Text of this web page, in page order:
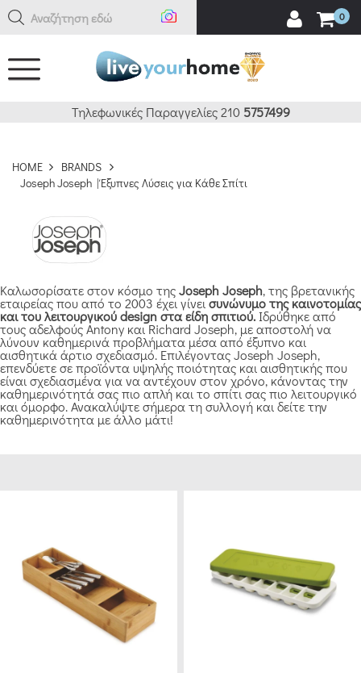
Αναζήτηση εδώ 0
Τηλεφωνικές Παραγγελίες 210 5757499
HOME
BRANDS
Joseph Joseph | Έξυπνες Λύσεις για Κάθε Σπίτι
Καλωσορίσατε στον κόσμο τηςJoseph Joseph, της βρετανικής
εταιρείας που από το 2003 έχει γίνεισυνώνυμο της καινοτομίας
και του λειτουργικού design στα είδη σπιτιού.Ιδρύθηκε από
τους αδελφούς Antony και Richard Joseph, με αποστολή να
λύνουν καθημερινά προβλήματα μέσα από έξυπνο και
αισθητικά άρτιο σχεδιασμό. Επιλέγοντας Joseph Joseph,
επενδύετε σε προϊόντα υψηλής ποιότητας και αισθητικής που
είναι σχεδιασμένα για να αντέχουν στον χρόνο, κάνοντας την
καθημερινότητά σας πιο απλή και το σπίτι σας πιο λειτουργικό
και όμορφο. Ανακαλύψτε σήμερα τη συλλογή και δείτε την
καθημερινότητα με άλλο μάτι!